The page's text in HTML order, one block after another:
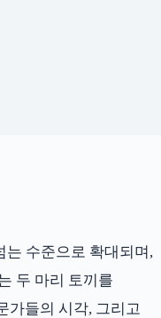
는 수준으로 확대되며,
두 마리 토끼를
가들의 시각, 그리고